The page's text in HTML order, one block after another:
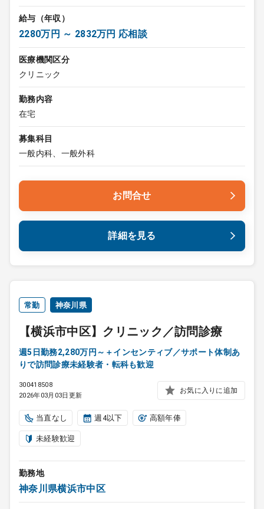
給与（年収）
2280万円 ～ 2832万円 応相談
医療機関区分
クリニック
勤務内容
在宅
募集科目
一般内科、一般外科
お問合せ
詳細を見る
常勤 神奈川県
【横浜市中区】クリニック／訪問診療
週5日勤務2,280万円～＋インセンティブ／サポート体制あ
りで訪問診療未経験者・転科も歓迎
300418508
2026年03月03日更新
お気に入りに追加
当直なし 週4以下 高額年俸
未経験歓迎
勤務地
神奈川県横浜市中区